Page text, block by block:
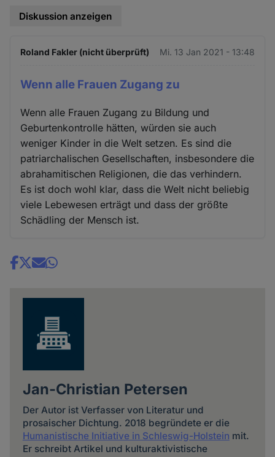
Diskussion anzeigen
Roland Fakler (nicht überprüft) Mi. 13 Jan 2021 - 13:48
Wenn alle Frauen Zugang zu
Wenn alle Frauen Zugang zu Bildung und
Geburtenkontrolle hätten, würden sie auch
weniger Kinder in die Welt setzen. Es sind die
patriarchalischen Gesellschaften, insbesondere die
abrahamitischen Religionen, die das verhindern.
Es ist doch wohl klar, dass die Welt nicht beliebig
viele Lebewesen erträgt und dass der größte
Schädling der Mensch ist.
Share
Jan-Christian Petersen
Der Autor ist Verfasser von Literatur und
prosaischer Dichtung. 2018 begründete er die
Humanistische Initiative in Schleswig-Holstein mit.
Er schreibt Artikel und kulturaktivistische